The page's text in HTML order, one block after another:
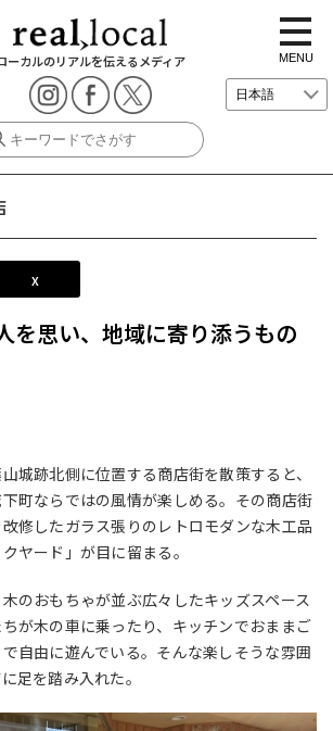
ーカルのリアルを伝えるメディア
t
o
g
g
e
i
i
MENU
X
を思い、地域に寄り添うもの
城跡北側に位置する商店街を散策すると、
町ならではの風情が楽しめる。その商店街
修したガラス張りのレトロモダンな木工品
ヤード」が目に留まる。
のおもちゃが並ぶ広々したキッズスペース
が木の車に乗ったり、キッチンでおままご
自由に遊んでいる。そんな楽しそうな雰囲
足を踏み入れた。